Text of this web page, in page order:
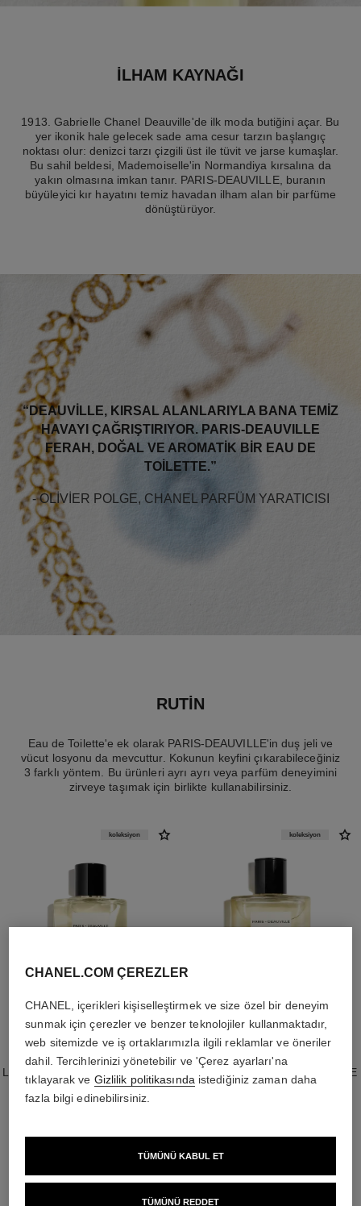
İLHAM KAYNAĞI
1913. Gabrielle Chanel Deauville'de ilk moda butiğini açar. Bu
yer ikonik hale gelecek sade ama cesur tarzın başlangıç
noktası olur: denizci tarzı çizgili üst ile tüvit ve jarse kumaşlar.
Bu sahil beldesi, Mademoiselle'in Normandiya kırsalına da
yakın olmasına imkan tanır. PARIS-DEAUVILLE, buranın
büyüleyici kır hayatını temiz havadan ilham alan bir parfüme
dönüştürüyor.
“DEAUVILLE, KIRSAL ALANLARIYLA BANA TEMIZ
HAVAYI ÇAĞRIŞTIRIYOR. PARIS-DEAUVILLE
FERAH, DOĞAL VE AROMATIK BIR EAU DE
TOILETTE.”
- OLIVIER POLGE, CHANEL PARFÜM YARATICISI
RUTİN
Eau de Toilette'e ek olarak PARIS-DEAUVILLE'in duş jeli ve
vücut losyonu da mevcuttur. Kokunun keyfini çıkarabileceğiniz
3 farklı yöntem. Bu ürünleri ayrı ayrı veya parfüm deneyimini
zirveye taşımak için birlikte kullanabilirsiniz.
paris - deauville
LES EAUX DE CHANEL – EAU DE
TOILETTE SPRAY
Ref. 102400
koleksiyon
9 350 try
LES EAUX DE CHANEL - SAÇ VE
VÜCUT JELİ
koleksiyon
CHANEL.COM ÇEREZLER
CHANEL, içerikleri kişiselleştirmek ve size özel bir deneyim
sunmak için çerezler ve benzer teknolojiler kullanmaktadır,
web sitemizde ve iş ortaklarımızla ilgili reklamlar ve öneriler
dahil. Tercihlerinizi yönetebilir ve 'Çerez ayarları'na
tıklayarak ve Gizlilik politikasında istediğiniz zaman daha
fazla bilgi edinebilirsiniz.
TÜMÜNÜ REDDET
TÜMÜNÜ KABUL ET